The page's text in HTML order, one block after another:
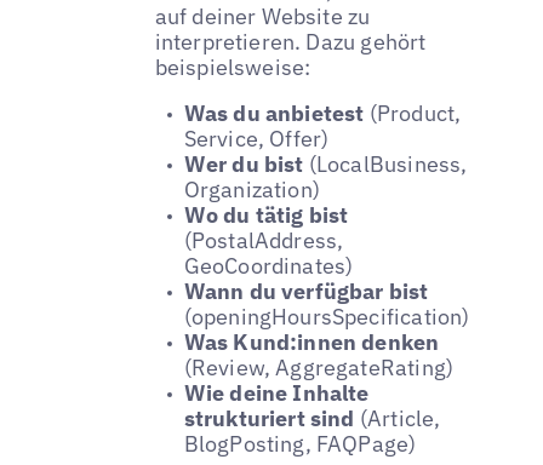
auf deiner Website zu
interpretieren. Dazu gehört
beispielsweise:
Was du anbietest (Product,
Service, Offer)
Wer du bist (LocalBusiness,
Organization)
Wo du tätig bist
(PostalAddress,
GeoCoordinates)
Wann du verfügbar bist
(openingHoursSpecification)
Was Kund:innen denken
(Review, AggregateRating)
Wie deine Inhalte
strukturiert sind (Article,
BlogPosting, FAQPage)